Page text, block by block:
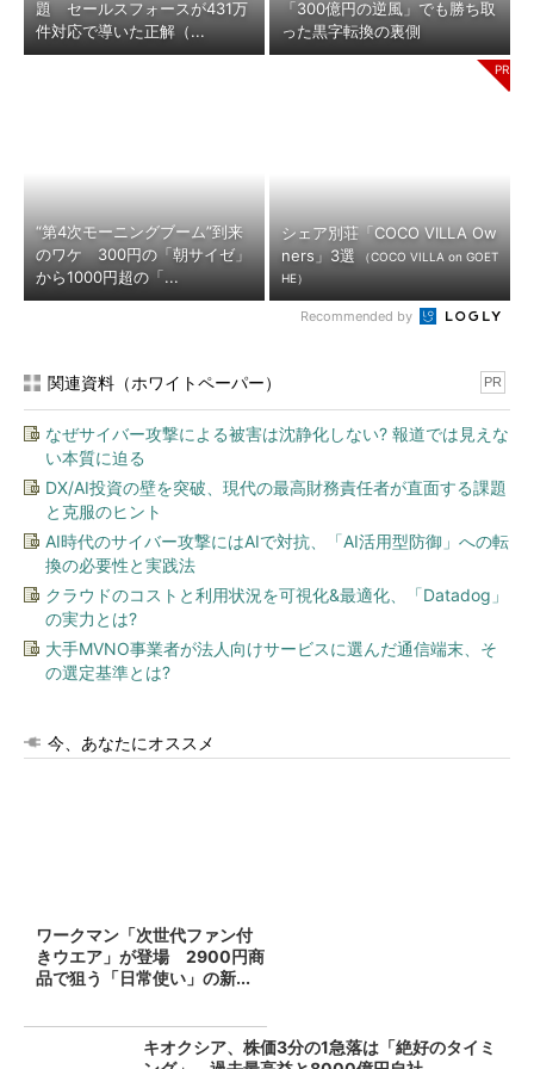
題 セールスフォースが431万
件対応で導いた正解（...
「300億円の逆風」でも勝ち取
った黒字転換の裏側
“第4次モーニングブーム”到来
のワケ 300円の「朝サイゼ」
から1000円超の「...
シェア別荘「COCO VILLA Ow
ners」3選
（COCO VILLA on GOET
HE）
Recommended by
関連資料（ホワイトペーパー） PR
なぜサイバー攻撃による被害は沈静化しない? 報道では見えな
い本質に迫る
DX/AI投資の壁を突破、現代の最高財務責任者が直面する課題
と克服のヒント
AI時代のサイバー攻撃にはAIで対抗、「AI活用型防御」への転
換の必要性と実践法
クラウドのコストと利用状況を可視化&最適化、「Datadog」
の実力とは?
大手MVNO事業者が法人向けサービスに選んだ通信端末、そ
の選定基準とは?
今、あなたにオススメ
ワークマン「次世代ファン付
きウエア」が登場 2900円商
品で狙う「日常使い」の新...
キオクシア、株価3分の1急落は「絶好のタイミ